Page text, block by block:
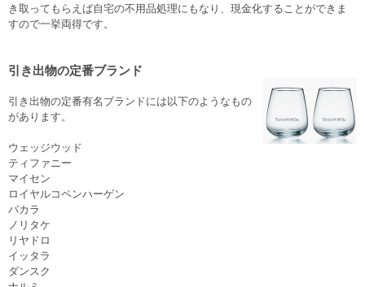
き取ってもらえば自宅の不用品処理にもなり、現金化することができま
すので一挙両得です。
引き出物の定番ブランド
引き出物の定番有名ブランドには以下のようなもの
があります。
ウェッジウッド
ティファニー
マイセン
ロイヤルコペンハーゲン
バカラ
ノリタケ
リヤドロ
イッタラ
ダンスク